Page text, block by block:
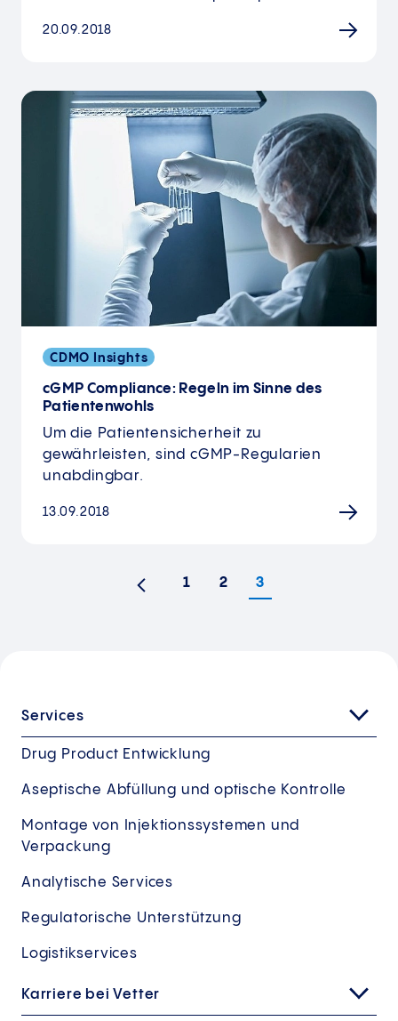
20.09.2018
CDMO Insights
cGMP Compliance: Regeln im Sinne des
Patientenwohls
Um die Patientensicherheit zu
gewährleisten, sind cGMP-Regularien
unabdingbar.
13.09.2018
Vorherige
1 2 3
Services
Drug Product Entwicklung
Aseptische Abfüllung und optische Kontrolle
Montage von Injektionssystemen und
Verpackung
Analytische Services
Regulatorische Unterstützung
Logistikservices
Karriere bei Vetter